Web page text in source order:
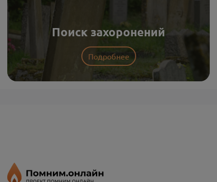
Поиск захоронений
Подробнее